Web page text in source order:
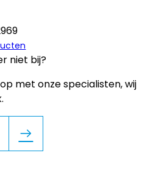
niet bij?
met onze specialisten, wij